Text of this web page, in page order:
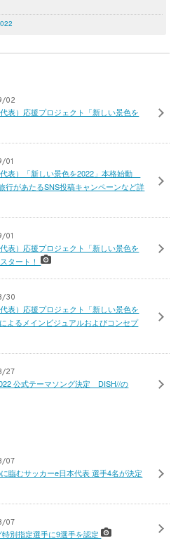
02
表）応援プロジェクト「新しい景色を
01
表）「新しい景色を2022」本格始動
行があたるSNS投稿キャンペーンなど詳
01
表）応援プロジェクト「新しい景色を
タート！
30
表）応援プロジェクト「新しい景色を
よるメインビジュアルおよびコンセプ
27
公式テーマソング決定 DISH//の
07
臨むサッカーe日本代表 選手4名が決定
07
別指定選手に9選手を認定